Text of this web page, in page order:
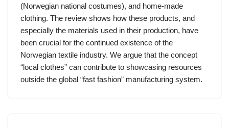
(Norwegian national costumes), and home-made
clothing. The review shows how these products, and
especially the materials used in their production, have
been crucial for the continued existence of the
Norwegian textile industry. We argue that the concept
“local clothes” can contribute to showcasing resources
outside the global “fast fashion” manufacturing system.